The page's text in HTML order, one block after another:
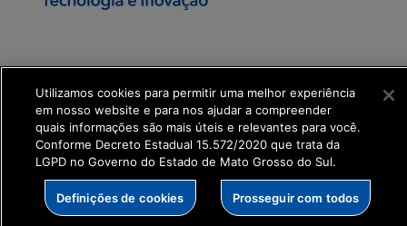
get_footer();
Utilizamos cookies para permitir uma melhor experiência
em nosso website e para nos ajudar a compreender
quais informações são mais úteis e relevantes para você.
Conforme Decreto Estadual 15.572/2020 que trata da
LGPD no Governo do Estado de Mato Grosso do Sul.
Definições de cookies Prosseguir com todos